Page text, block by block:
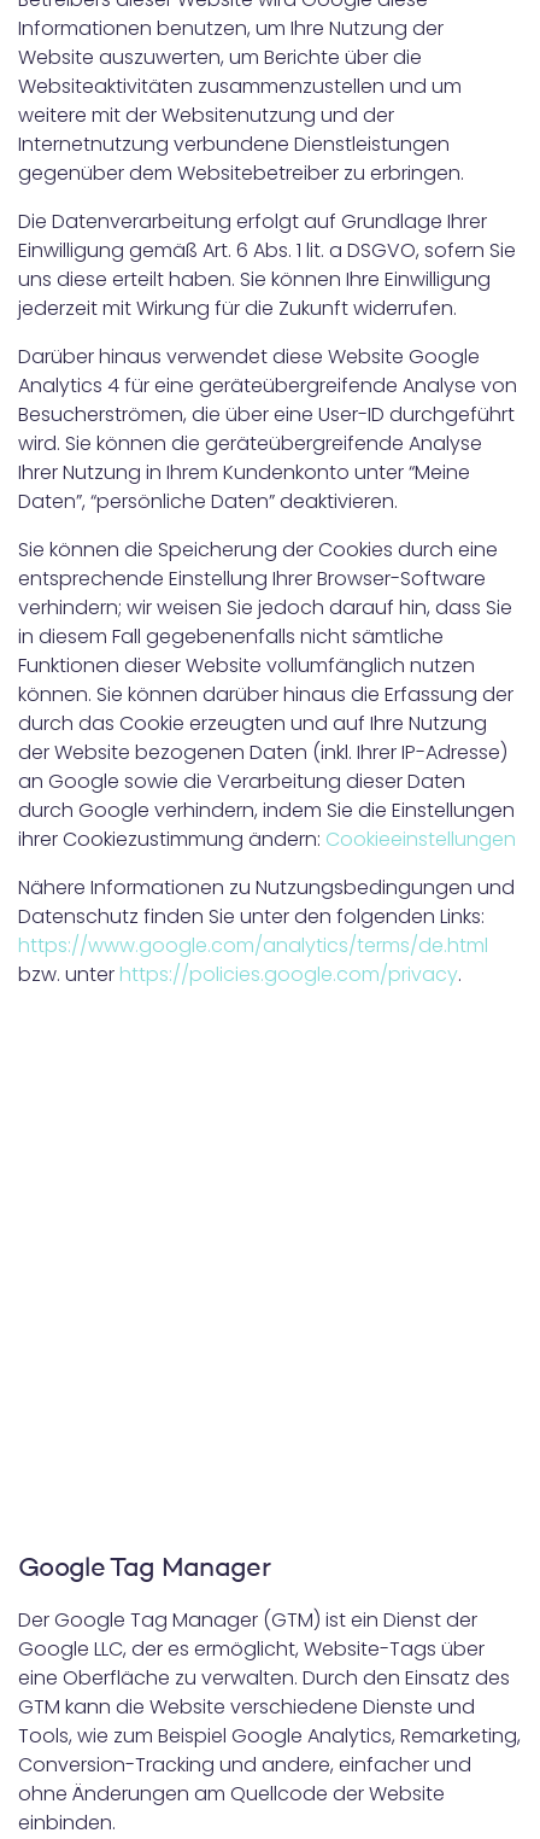
Informationen benutzen, um Ihre Nutzung der
Website auszuwerten, um Berichte über die
Websiteaktivitäten zusammenzustellen und um
weitere mit der Websitenutzung und der
Internetnutzung verbundene Dienstleistungen
gegenüber dem Websitebetreiber zu erbringen.
Die Datenverarbeitung erfolgt auf Grundlage Ihrer
Einwilligung gemäß Art. 6 Abs. 1 lit. a DSGVO, sofern Sie
uns diese erteilt haben. Sie können Ihre Einwilligung
jederzeit mit Wirkung für die Zukunft widerrufen.
Darüber hinaus verwendet diese Website Google
Analytics 4 für eine geräteübergreifende Analyse von
Besucherströmen, die über eine User-ID durchgeführt
wird. Sie können die geräteübergreifende Analyse
Ihrer Nutzung in Ihrem Kundenkonto unter “Meine
Daten”, “persönliche Daten” deaktivieren.
Sie können die Speicherung der Cookies durch eine
entsprechende Einstellung Ihrer Browser-Software
verhindern; wir weisen Sie jedoch darauf hin, dass Sie
in diesem Fall gegebenenfalls nicht sämtliche
Funktionen dieser Website vollumfänglich nutzen
können. Sie können darüber hinaus die Erfassung der
durch das Cookie erzeugten und auf Ihre Nutzung
der Website bezogenen Daten (inkl. Ihrer IP-Adresse)
an Google sowie die Verarbeitung dieser Daten
durch Google verhindern, indem Sie die Einstellungen
ihrer Cookiezustimmung ändern: Cookieeinstellungen
Nähere Informationen zu Nutzungsbedingungen und
Datenschutz finden Sie unter den folgenden Links:
https://www.google.com/analytics/terms/de.html
bzw. unter https://policies.google.com/privacy.
Google Tag Manager
Der Google Tag Manager (GTM) ist ein Dienst der
Google LLC, der es ermöglicht, Website-Tags über
eine Oberfläche zu verwalten. Durch den Einsatz des
GTM kann die Website verschiedene Dienste und
Tools, wie zum Beispiel Google Analytics, Remarketing,
Conversion-Tracking und andere, einfacher und
ohne Änderungen am Quellcode der Website
einbinden.